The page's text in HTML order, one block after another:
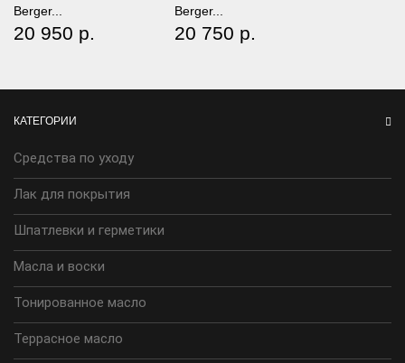
Berger...
20 950 р.
Berger...
20 750 р.
КАТЕГОРИИ
Средства по уходу
Лак для покрытия
Шпатлевки и герметики
Масла и воски
Тонированное масло
Террасное масло